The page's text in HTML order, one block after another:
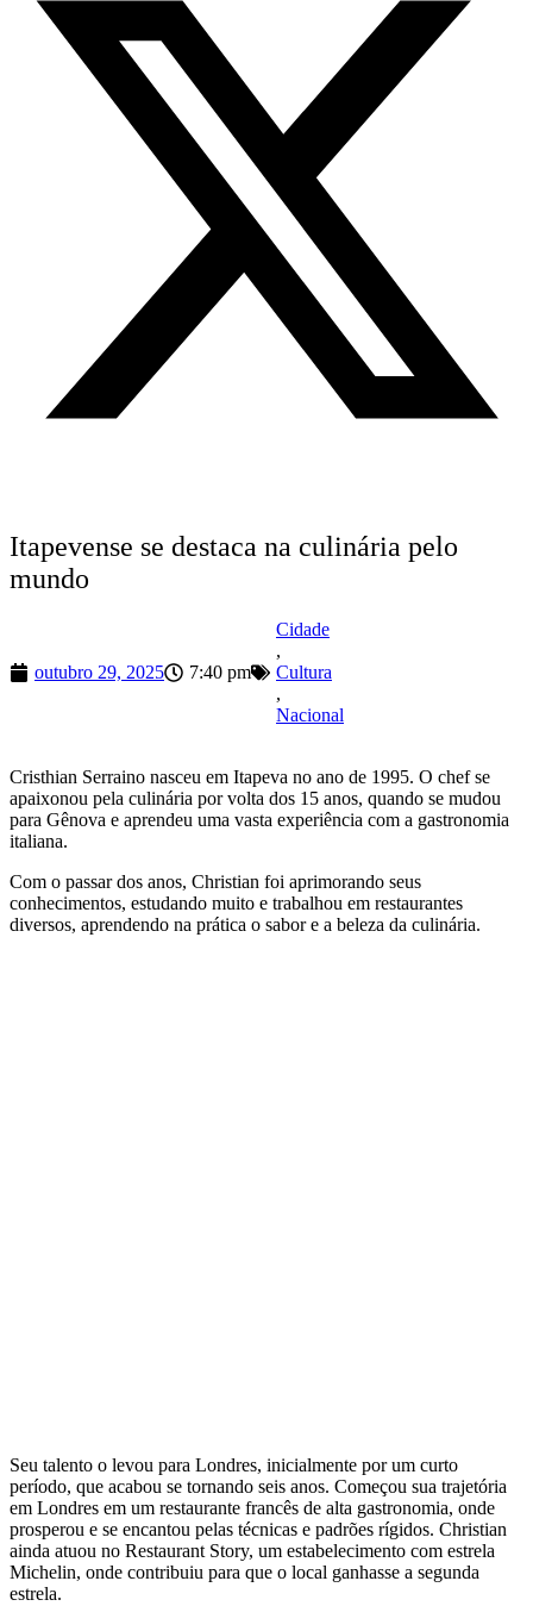
Itapevense se destaca na culinária pelo
mundo
outubro 29, 2025 7:40 pm
Cidade
,
Cultura
,
Nacional
Cristhian Serraino nasceu em Itapeva no ano de 1995. O chef se
apaixonou pela culinária por volta dos 15 anos, quando se mudou
para Gênova e aprendeu uma vasta experiência com a gastronomia
italiana.
Com o passar dos anos, Christian foi aprimorando seus
conhecimentos, estudando muito e trabalhou em restaurantes
diversos, aprendendo na prática o sabor e a beleza da culinária.
Seu talento o levou para Londres, inicialmente por um curto
período, que acabou se tornando seis anos. Começou sua trajetória
em Londres em um restaurante francês de alta gastronomia, onde
prosperou e se encantou pelas técnicas e padrões rígidos. Christian
ainda atuou no Restaurant Story, um estabelecimento com estrela
Michelin, onde contribuiu para que o local ganhasse a segunda
estrela.